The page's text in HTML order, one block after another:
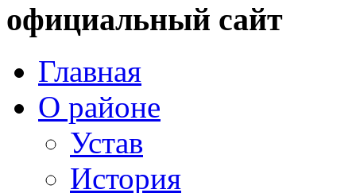
официальный сайт
Главная
О районе
Устав
История